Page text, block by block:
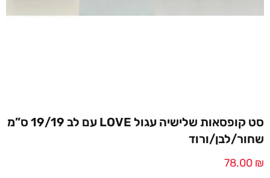
סט קופסאות שלישיה עגול LOVE עם לב 19/19 ס”מ
שחור/לבן/ורוד
78.00 ₪